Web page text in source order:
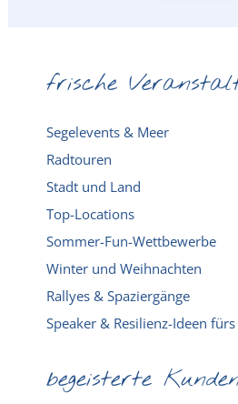
frische
Segelevents & Meer
Radtouren
Stadt und Land
Top-Locations
Sommer-Fun-Wettbewerbe
Winter und Weihnachten
Rallyes & Spaziergänge
Speaker & Resilienz-Ideen fürs
begeisterte